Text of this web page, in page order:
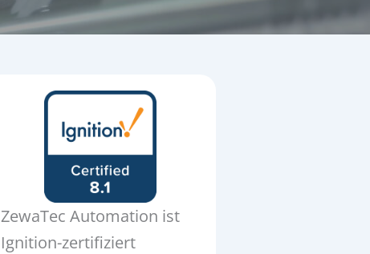
ZewaTec Automation ist
Ignition-zertifiziert